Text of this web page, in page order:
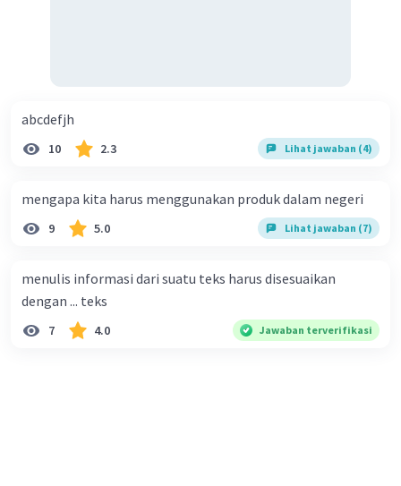
abcdefjh
10 2.3 Lihat jawaban (4)
mengapa kita harus menggunakan produk dalam negeri
9 5.0 Lihat jawaban (7)
menulis informasi dari suatu teks harus disesuaikan
dengan ... teks
7 4.0 Jawaban terverifikasi